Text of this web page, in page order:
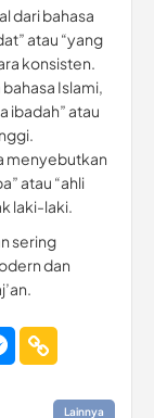
dari bahasa
atau “yang
konsisten.
Islami,
ibadah” atau
menyebutkan
atau “ahli
laki-laki.
sering
dan
Lainnya